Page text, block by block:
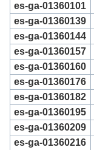
es-ga-01360101
es-ga-01360139
es-ga-01360144
es-ga-01360157
es-ga-01360160
es-ga-01360176
es-ga-01360182
es-ga-01360195
es-ga-01360209
es-ga-01360216